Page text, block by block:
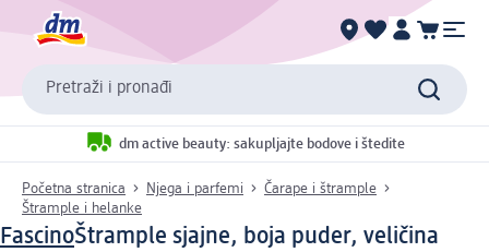
Pretraži i pronađi
dm active beauty: sakupljajte bodove i štedite
Početna stranica Njega i parfemi
Čarape i štrample
Štrample i helanke
FascinoŠtrample sjajne, boja puder, veličina